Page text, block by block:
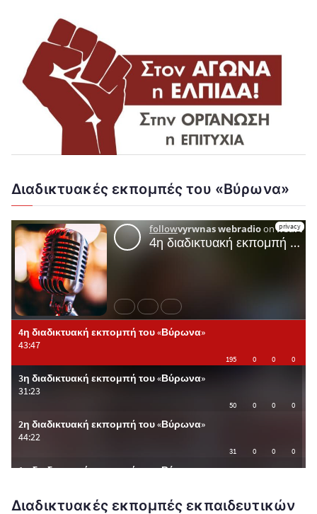
Διαδικτυακές εκπομπές του «Βύρωνα»
Διαδικτυακές εκπομπές εκπαιδευτικών